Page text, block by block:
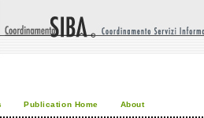
Publication Home About